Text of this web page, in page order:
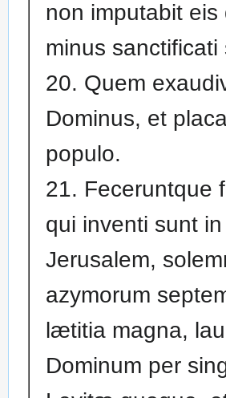
non imputabit eis
minus sanctificati
20. Quem
Dominus, et
populo.
21. Feceruntque
qui inventi sunt in
Jerusalem,
azymorum
lætitia magna,
Dominum per